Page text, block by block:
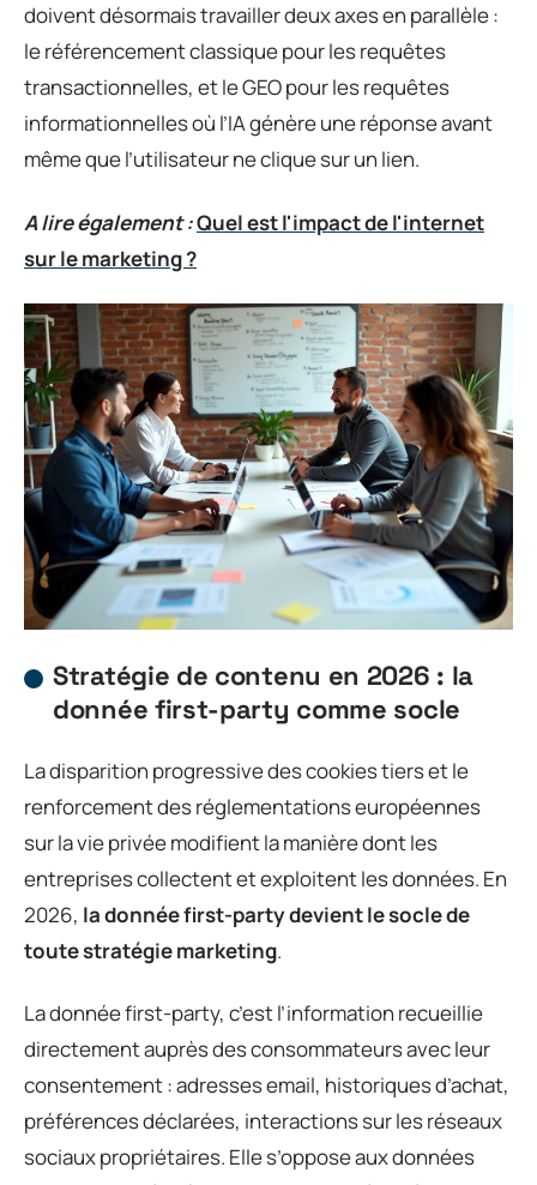
doivent désormais travailler deux axes en parallèle :
le référencement classique pour les requêtes
transactionnelles, et le GEO pour les requêtes
informationnelles où l’IA génère une réponse avant
même que l’utilisateur ne clique sur un lien.
A lire également :Quel est l'impact de l'internet
sur le marketing ?
Stratégie de contenu en 2026 : la
donnée first-party comme socle
La disparition progressive des cookies tiers et le
renforcement des réglementations européennes
sur la vie privée modifient la manière dont les
entreprises collectent et exploitent les données. En
2026, la donnée first-party devient le socle de
toute stratégie marketing.
La donnée first-party, c’est l’information recueillie
directement auprès des consommateurs avec leur
consentement : adresses email, historiques d’achat,
préférences déclarées, interactions sur les réseaux
sociaux propriétaires. Elle s’oppose aux données